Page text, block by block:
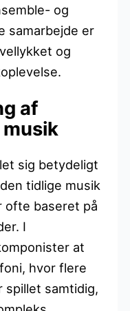
og
samarbejde er
og
af
sig betydeligt
tidlige musik
ofte baseret på
I
at
hvor flere
spillet samtidig,